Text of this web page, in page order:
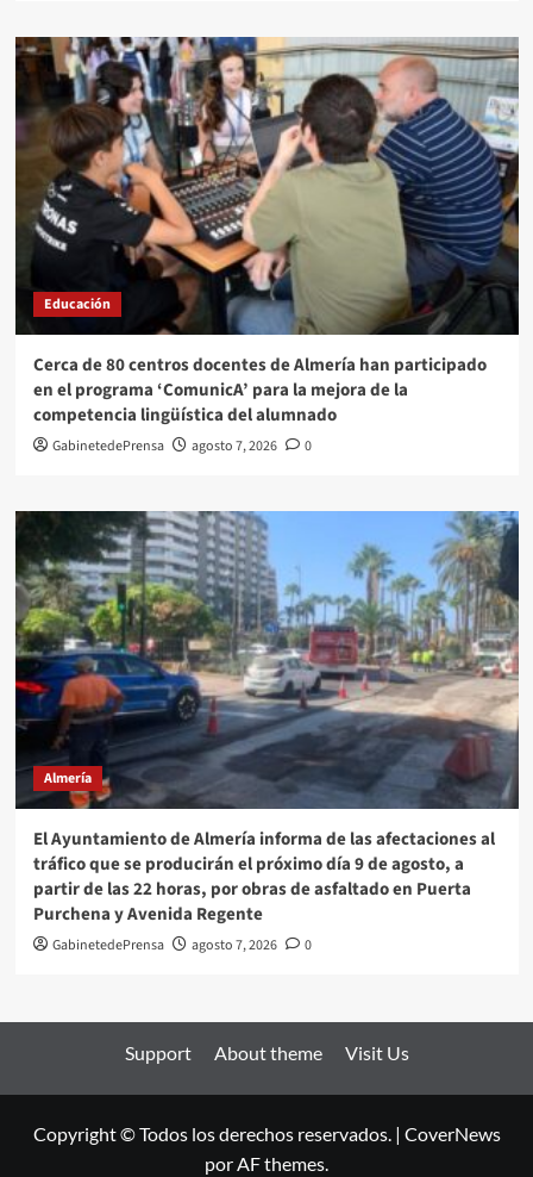
Educación
Cerca de 80 centros docentes de Almería han participado
en el programa ‘ComunicA’ para la mejora de la
competencia lingüística del alumnado
GabinetedePrensa agosto 7, 2026 0
Almería
El Ayuntamiento de Almería informa de las afectaciones al
tráfico que se producirán el próximo día 9 de agosto, a
partir de las 22 horas, por obras de asfaltado en Puerta
Purchena y Avenida Regente
GabinetedePrensa agosto 7, 2026 0
Support About theme Visit Us
Copyright © Todos los derechos reservados. | CoverNews
por AF themes.